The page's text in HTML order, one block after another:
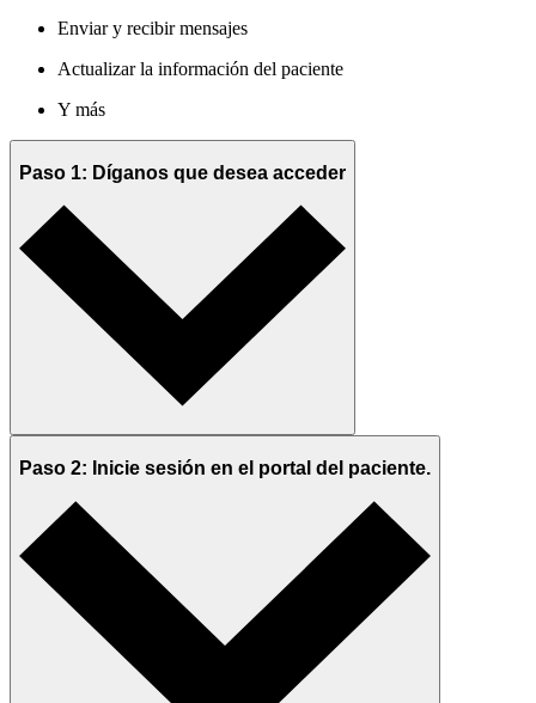
Enviar y recibir mensajes
Actualizar la información del paciente
Y más
Paso 1: Díganos que desea acceder
Paso 2: Inicie sesión en el portal del paciente.